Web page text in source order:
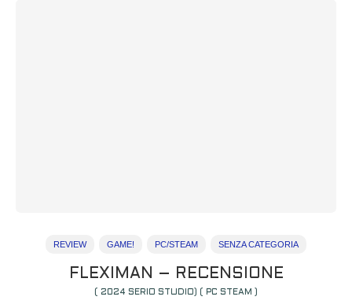
REVIEW GAME! PC/STEAM SENZA CATEGORIA
FLEXIMAN – RECENSIONE
( 2024 SERIO STUDIO) ( PC STEAM )